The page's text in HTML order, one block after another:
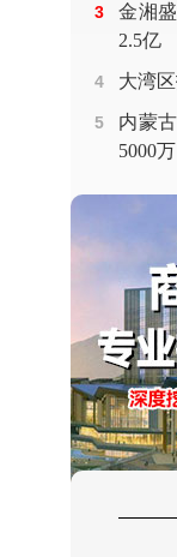
3
金湘
2.5亿
4 大湾
5
内蒙
5000万